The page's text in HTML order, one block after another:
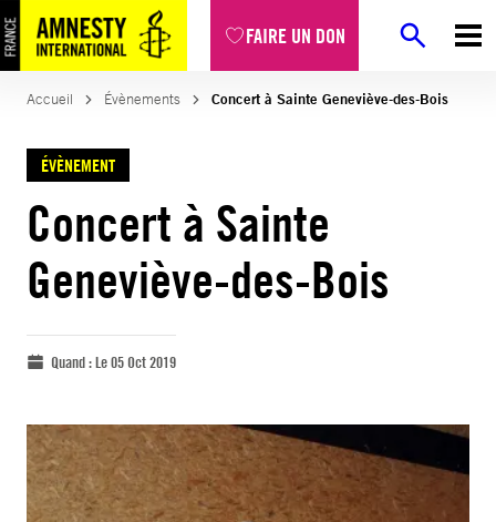
FAIRE UN DON
Accueil Évènements Concert à Sainte Geneviève-des-Bois
ÉVÈNEMENT
Concert à Sainte
Geneviève-des-Bois
Quand :Le 05 Oct 2019